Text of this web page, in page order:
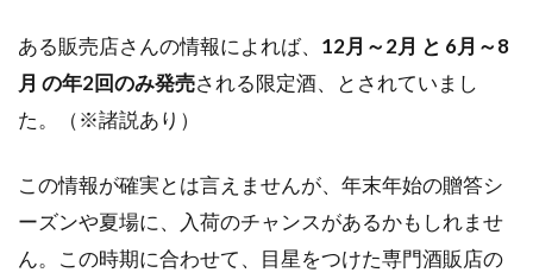
ある販売店さんの情報によれば、 12月～2月 と 6月～8
月 の年2回のみ発売される限定酒、とされていまし
た。（※諸説あり）
この情報が確実とは言えませんが、年末年始の贈答シ
ーズンや夏場に、入荷のチャンスがあるかもしれませ
ん。この時期に合わせて、目星をつけた専門酒販店の